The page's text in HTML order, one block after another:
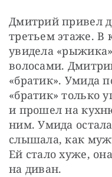
Дмитрий привел
третьем этаже. В
увидела
волосами.
«братик». Умида
«братик» только
и прошел на
ним. Умида
слышала, как
Ей стало хуже,
на диван.